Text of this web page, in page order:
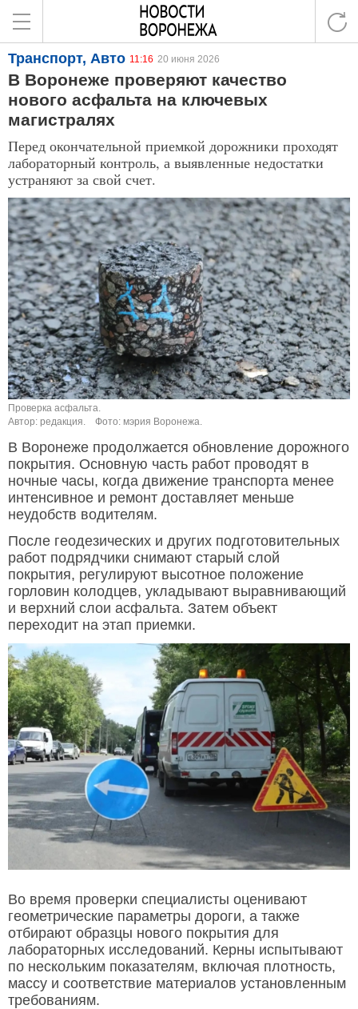
Транспорт, Авто 11:16 20 июня 2026
В Воронеже проверяют качество
нового асфальта на ключевых
магистралях
Перед окончательной приемкой дорожники проходят
лабораторный контроль, а выявленные недостатки
устраняют за свой счет.
Проверка асфальта.
Автор: редакция.
Фото: мэрия Воронежа.
В Воронеже продолжается обновление дорожного
покрытия. Основную часть работ проводят в
ночные часы, когда движение транспорта менее
интенсивное и ремонт доставляет меньше
неудобств водителям.
После геодезических и других подготовительных
работ подрядчики снимают старый слой
покрытия, регулируют высотное положение
горловин колодцев, укладывают выравнивающий
и верхний слои асфальта. Затем объект
переходит на этап приемки.
Во время проверки специалисты оценивают
геометрические параметры дороги, а также
отбирают образцы нового покрытия для
лабораторных исследований. Керны испытывают
по нескольким показателям, включая плотность,
массу и соответствие материалов установленным
требованиям.